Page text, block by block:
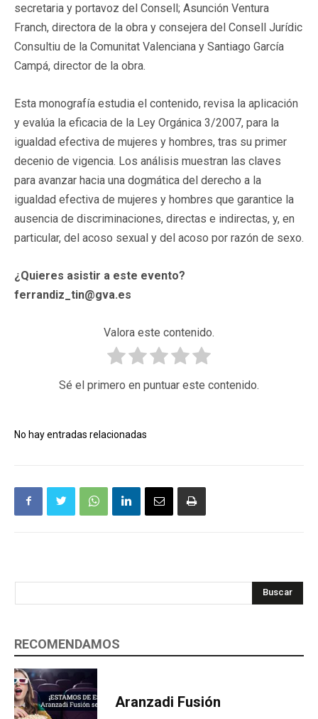
secretaria y portavoz del Consell; Asunción Ventura
Franch, directora de la obra y consejera del Consell Jurídic
Consultiu de la Comunitat Valenciana y Santiago García
Campá, director de la obra.
Esta monografía estudia el contenido, revisa la aplicación
y evalúa la eficacia de la Ley Orgánica 3/2007, para la
igualdad efectiva de mujeres y hombres, tras su primer
decenio de vigencia. Los análisis muestran las claves
para avanzar hacia una dogmática del derecho a la
igualdad efectiva de mujeres y hombres que garantice la
ausencia de discriminaciones, directas e indirectas, y, en
particular, del acoso sexual y del acoso por razón de sexo.
¿Quieres asistir a este evento?
ferrandiz_tin@gva.es
Valora este contenido.
Sé el primero en puntuar este contenido.
No hay entradas relacionadas
Buscar
RECOMENDAMOS
Aranzadi Fusión